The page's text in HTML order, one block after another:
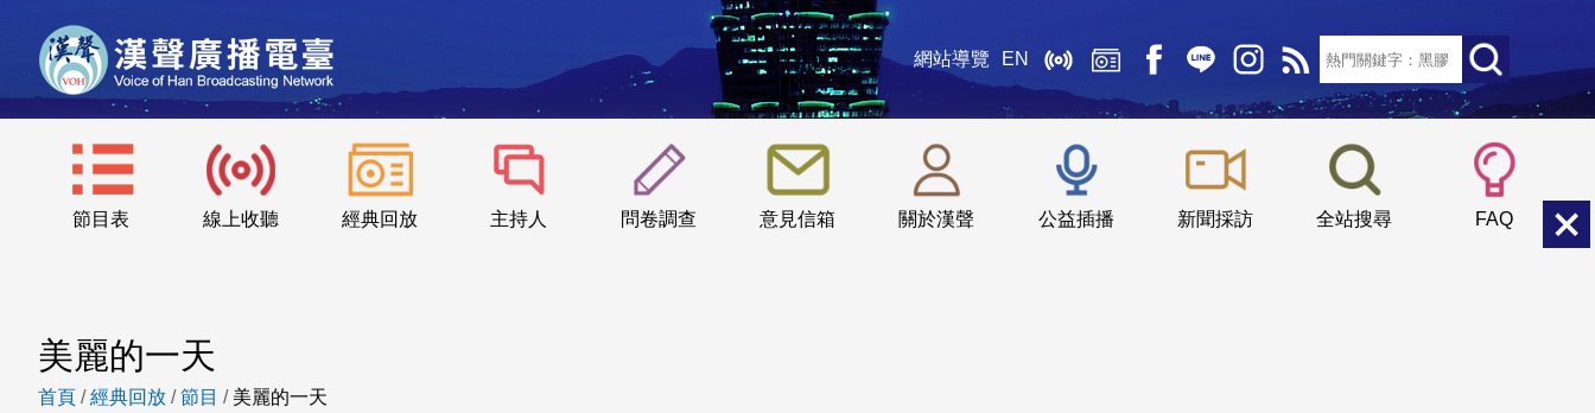
網站導覽 EN
節目表 線上收聽 經典回放 主持人 問卷調查 意見信箱 關於漢聲 公益插播 新聞採訪 全站搜尋 FAQ
::: 小 中
美麗的一天
首頁 /經典回放 /節目 / 美麗的一天